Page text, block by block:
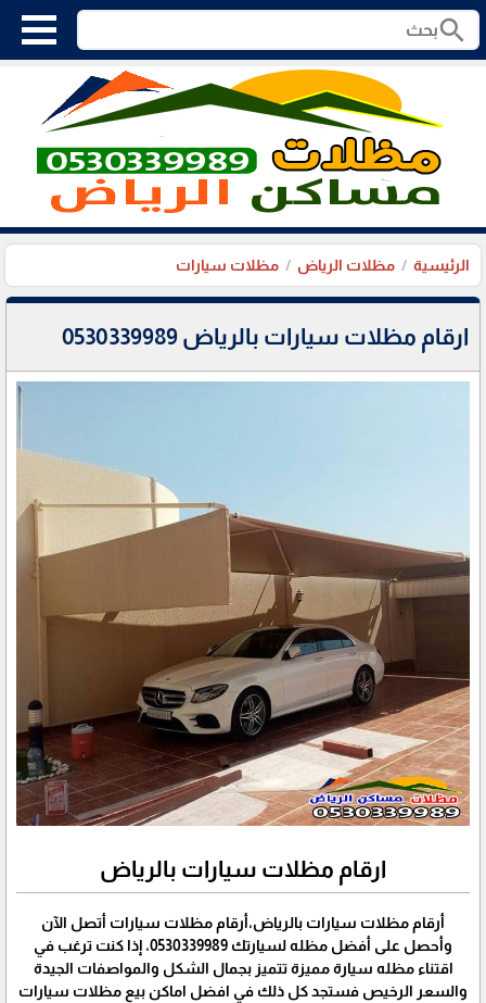
search
الرئيسية مظلات الرياض مظلات سيارات
ارقام مظلات سيارات بالرياض 0530339989
ارقام مظلات سيارات بالرياض
أرقام مظلات سيارات بالرياض،أرقام مظلات سيارات أتصل الآن
وأحصل على أفضل مظله لسيارتك 0530339989، إذا كنت ترغب في
اقتناء مظله سيارة مميزة تتميز بجمال الشكل والمواصفات الجيدة
والسعر الرخيص فستجد كل ذلك في افضل اماكن بيع مظلات سيارات